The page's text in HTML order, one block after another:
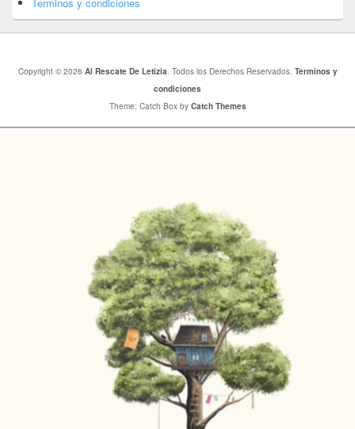
Copyright © 2026 Al Rescate De Letizia . Todos los Derechos Reservados. Terminos y
condiciones
Theme: Catch Box by Catch Themes